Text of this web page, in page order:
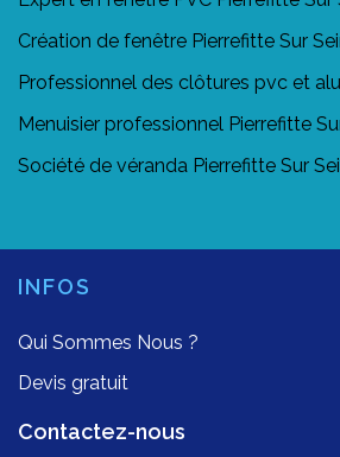
Création de fenêtre Pierrefitte Sur
Professionnel des clôtures pvc et
Menuisier professionnel Pierrefitte
Société de véranda Pierrefitte Sur
INFOS
Qui Sommes Nous ?
Devis gratuit
Contactez-nous